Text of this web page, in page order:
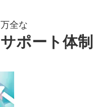
万全な
サポート体制